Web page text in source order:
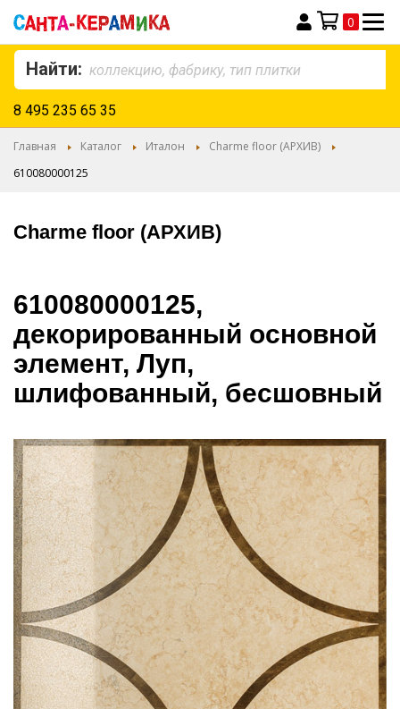
Моя корзина
0
Найти:
8 495 235 65 35
Главная Каталог Италон
Charme floor (АРХИВ)
610080000125
Charme floor (АРХИВ)
610080000125,
декорированный основной
элемент, Луп,
шлифованный, бесшовный